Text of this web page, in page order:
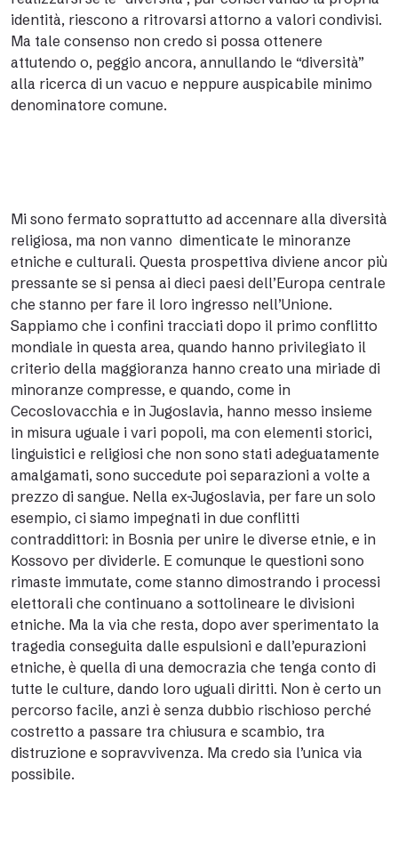
identità, riescono a ritrovarsi attorno a valori condivisi.
Ma tale consenso non credo si possa ottenere
attutendo o, peggio ancora, annullando le “diversità”
alla ricerca di un vacuo e neppure auspicabile minimo
denominatore comune.
Mi sono fermato soprattutto ad accennare alla diversità
religiosa, ma non vanno dimenticate le minoranze
etniche e culturali. Questa prospettiva diviene ancor più
pressante se si pensa ai dieci paesi dell’Europa centrale
che stanno per fare il loro ingresso nell’Unione.
Sappiamo che i confini tracciati dopo il primo conflitto
mondiale in questa area, quando hanno privilegiato il
criterio della maggioranza hanno creato una miriade di
minoranze compresse, e quando, come in
Cecoslovacchia e in Jugoslavia, hanno messo insieme
in misura uguale i vari popoli, ma con elementi storici,
linguistici e religiosi che non sono stati adeguatamente
amalgamati, sono succedute poi separazioni a volte a
prezzo di sangue. Nella ex-Jugoslavia, per fare un solo
esempio, ci siamo impegnati in due conflitti
contraddittori: in Bosnia per unire le diverse etnie, e in
Kossovo per dividerle. E comunque le questioni sono
rimaste immutate, come stanno dimostrando i processi
elettorali che continuano a sottolineare le divisioni
etniche. Ma la via che resta, dopo aver sperimentato la
tragedia conseguita dalle espulsioni e dall’epurazioni
etniche, è quella di una democrazia che tenga conto di
tutte le culture, dando loro uguali diritti. Non è certo un
percorso facile, anzi è senza dubbio rischioso perché
costretto a passare tra chiusura e scambio, tra
distruzione e sopravvivenza. Ma credo sia l’unica via
possibile.